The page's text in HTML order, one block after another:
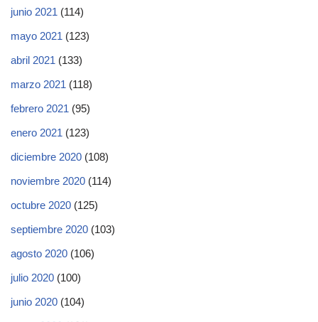
junio 2021 (114)
mayo 2021 (123)
abril 2021 (133)
marzo 2021 (118)
febrero 2021 (95)
enero 2021 (123)
diciembre 2020 (108)
noviembre 2020 (114)
octubre 2020 (125)
septiembre 2020 (103)
agosto 2020 (106)
julio 2020 (100)
junio 2020 (104)